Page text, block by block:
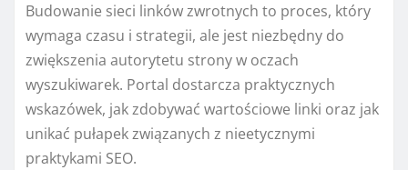
Budowanie sieci linków zwrotnych to proces, który
wymaga czasu i strategii, ale jest niezbędny do
zwiększenia autorytetu strony w oczach
wyszukiwarek. Portal dostarcza praktycznych
wskazówek, jak zdobywać wartościowe linki oraz jak
unikać pułapek związanych z nieetycznymi
praktykami SEO.